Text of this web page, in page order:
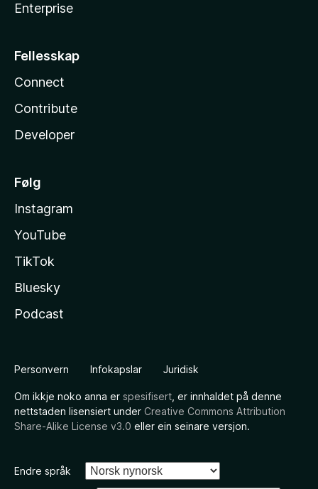
Enterprise
Fellesskap
Connect
Contribute
Developer
Følg
Instagram
YouTube
TikTok
Bluesky
Podcast
Personvern Infokapslar Juridisk
Om ikkje noko anna er spesifisert , er innhaldet på denne
nettstaden lisensiert under Creative Commons Attribution
Share-Alike License v3.0 eller ein seinare versjon.
Endre språk